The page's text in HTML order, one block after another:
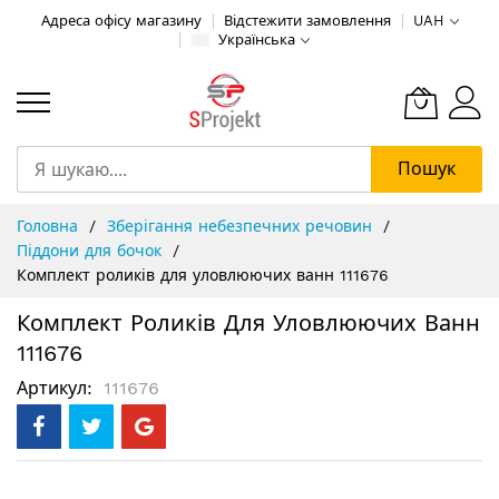
Адреса офісу магазину Відстежити замовлення
UAH
Українська
Пошук
Content
Головна
Зберігання небезпечних речовин
Піддони для бочок
Комплект роликів для уловлюючих ванн 111676
Комплект Роликів Для Уловлюючих Ванн
111676
Артикул 111676